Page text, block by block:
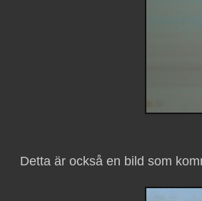
Detta är också en bild som